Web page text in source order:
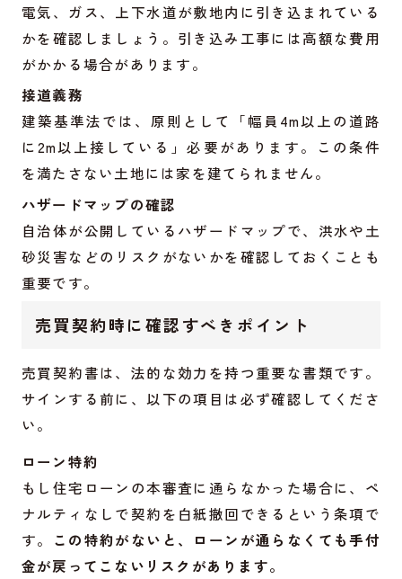
電気、ガス、上下水道が敷地内に引き込まれている
かを確認しましょう。引き込み工事には高額な費用
がかかる場合があります。
接道義務
建築基準法では、原則として「幅員4m以上の道路
に2m以上接している」必要があります。この条件
を満たさない土地には家を建てられません。
ハザードマップの確認
自治体が公開しているハザードマップで、洪水や土
砂災害などのリスクがないかを確認しておくことも
重要です。
売買契約時に確認すべきポイント
売買契約書は、法的な効力を持つ重要な書類です。
サインする前に、以下の項目は必ず確認してくださ
い。
ローン特約
もし住宅ローンの本審査に通らなかった場合に、ペ
ナルティなしで契約を白紙撤回できるという条項で
す。
この特約がないと、ローンが通らなくても手付
金が戻ってこないリスクがあります。